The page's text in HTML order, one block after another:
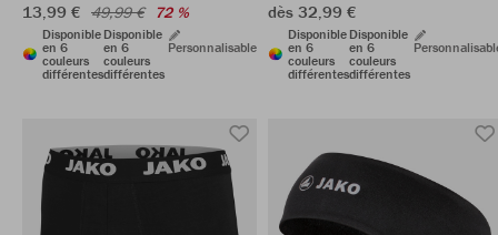
13,99 € 49,99 € 72 %
Disponible
en 6
couleurs
différentes
Disponible
en 6
couleurs
différentes
Personnalisable
dès 32,99 €
Disponible
en 6
couleurs
différentes
Disponible
en 6
couleurs
différentes